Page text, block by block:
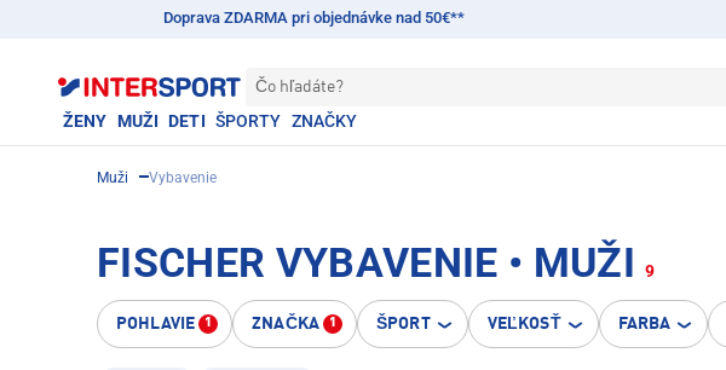
Doprava ZDARMA pri objednávke nad 50€**
Čo hľadáte?
ŽENY MUŽI DETI ŠPORTY ZNAČKY
Muži Vybavenie
FISCHER VYBAVENIE • MUŽI 9
POHLAVIE 1 ZNAČKA 1 ŠPORT VEĽKOSŤ FARBA